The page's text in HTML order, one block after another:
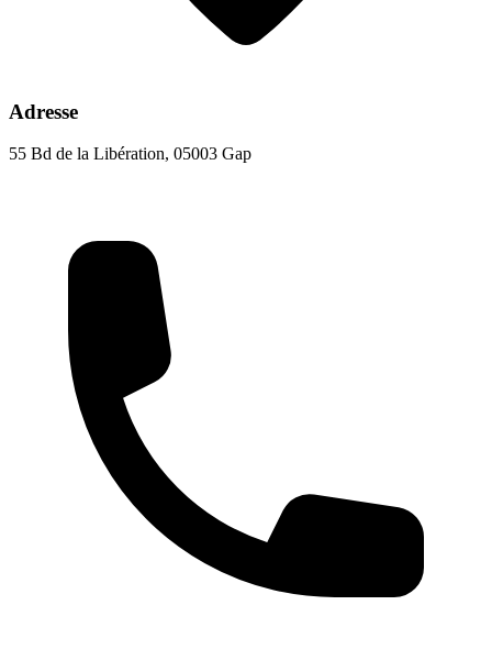
Adresse
55 Bd de la Libération, 05003 Gap